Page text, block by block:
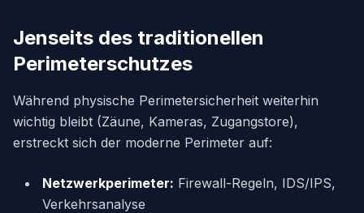
Jenseits des traditionellen
Perimeterschutzes
Während physische Perimetersicherheit weiterhin
wichtig bleibt (Zäune, Kameras, Zugangstore),
erstreckt sich der moderne Perimeter auf:
Netzwerkperimeter: Firewall-Regeln, IDS/IPS,
Verkehrsanalyse